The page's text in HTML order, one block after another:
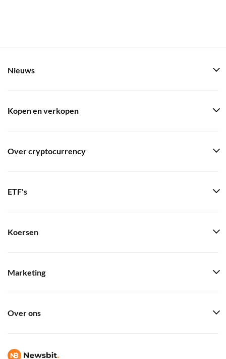
Nieuws
Kopen en verkopen
Over cryptocurrency
ETF's
Koersen
Marketing
Over ons